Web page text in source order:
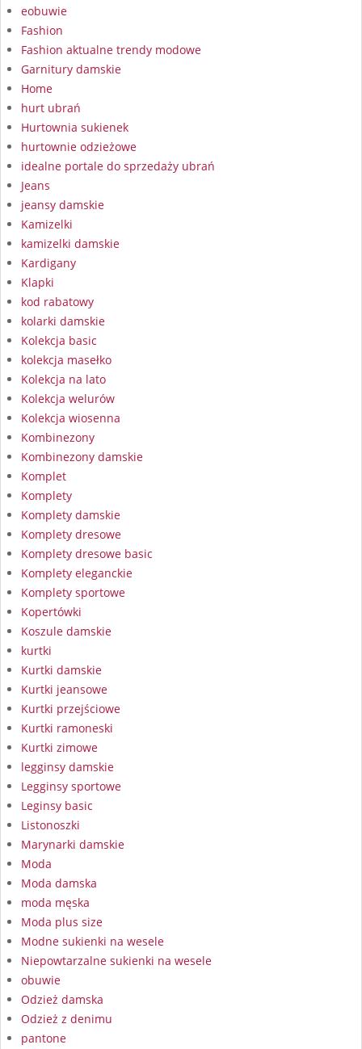
eobuwie
Fashion
Fashion aktualne trendy modowe
Garnitury damskie
Home
hurt ubrań
Hurtownia sukienek
hurtownie odzieżowe
idealne portale do sprzedaży ubrań
Jeans
jeansy damskie
Kamizelki
kamizelki damskie
Kardigany
Klapki
kod rabatowy
kolarki damskie
Kolekcja basic
kolekcja masełko
Kolekcja na lato
Kolekcja welurów
Kolekcja wiosenna
Kombinezony
Kombinezony damskie
Komplet
Komplety
Komplety damskie
Komplety dresowe
Komplety dresowe basic
Komplety eleganckie
Komplety sportowe
Kopertówki
Koszule damskie
kurtki
Kurtki damskie
Kurtki jeansowe
Kurtki przejściowe
Kurtki ramoneski
Kurtki zimowe
legginsy damskie
Legginsy sportowe
Leginsy basic
Listonoszki
Marynarki damskie
Moda
Moda damska
moda męska
Moda plus size
Modne sukienki na wesele
Niepowtarzalne sukienki na wesele
obuwie
Odzież damska
Odzież z denimu
pantone